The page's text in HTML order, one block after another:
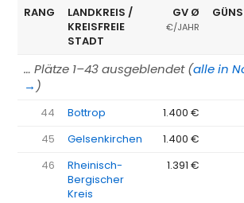
RANG
LANDKREIS /
KREISFREIE
STADT
GV Ø
€/JAHR
… Plätze 1–43 ausgeblendet (alle in
→ )
44 Bottrop 1.400 €
45
Gelsenkirchen 1.400 €
46
Rheinisch-
Bergischer
Kreis
1.391 €